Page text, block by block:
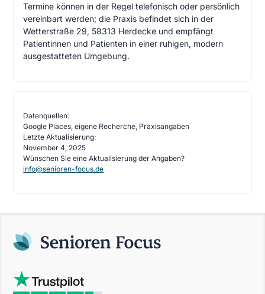
Termine können in der Regel telefonisch oder persönlich
vereinbart werden; die Praxis befindet sich in der
Wetterstraße 29, 58313 Herdecke und empfängt
Patientinnen und Patienten in einer ruhigen, modern
ausgestatteten Umgebung.
Datenquellen:
Google Places, eigene Recherche, Praxisangaben
Letzte Aktualisierung:
November 4, 2025
Wünschen Sie eine Aktualisierung der Angaben?
info@senioren-focus.de